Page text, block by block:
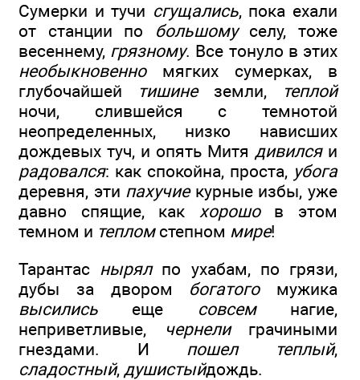
Сумерки и тучи сгущались, пока ехали
от станции по большомуселу, тоже
весеннему, грязному. Все тонуло в этих
необыкновенномягких сумерках, в
глубочайшей
тишинеземли,
теплой
ночи, слившейся с темнотой
неопределенных, низко нависших
дождевых туч, и опять Митя дивилсяи
радовался: как спокойна, проста, убога
деревня, эти пахучиекурные избы, уже
давно спящие, как хорошов этом
темном и тепломстепном мире!
Тарантас нырялпо ухабам, по грязи,
дубы за двором богатогомужика
высились еще совсемнагие,
неприветливые,
чернелиграчиными
гнездами. И пошел теплый,
сладостный, душистыйдождь.